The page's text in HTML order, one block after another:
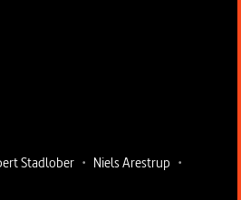
droite
Stadlober • Niels Arestrup •